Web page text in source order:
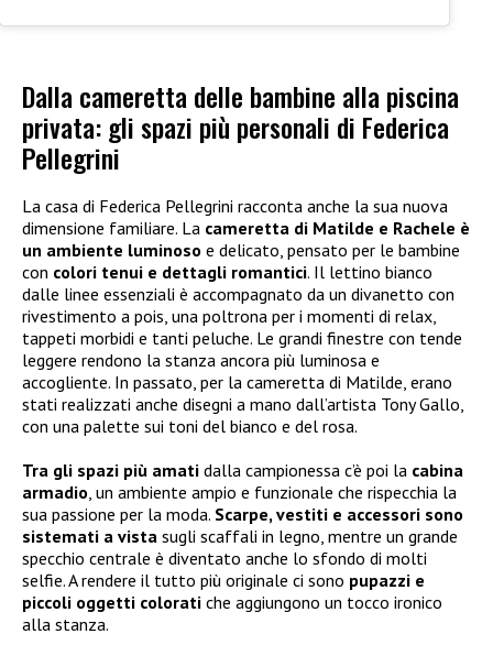
Dalla cameretta delle bambine alla piscina
privata: gli spazi più personali di Federica
Pellegrini
La casa di Federica Pellegrini racconta anche la sua nuova
dimensione familiare. La cameretta di Matilde e Rachele è
un ambiente luminoso e delicato, pensato per le bambine
con colori tenui e dettagli romantici. Il lettino bianco
dalle linee essenziali è accompagnato da un divanetto con
rivestimento a pois, una poltrona per i momenti di relax,
tappeti morbidi e tanti peluche. Le grandi finestre con tende
leggere rendono la stanza ancora più luminosa e
accogliente. In passato, per la cameretta di Matilde, erano
stati realizzati anche disegni a mano dall’artista Tony Gallo,
con una palette sui toni del bianco e del rosa.
Tra gli spazi più amati dalla campionessa c’è poi la cabina
armadio, un ambiente ampio e funzionale che rispecchia la
sua passione per la moda. Scarpe, vestiti e accessori sono
sistemati a vista sugli scaffali in legno, mentre un grande
specchio centrale è diventato anche lo sfondo di molti
selfie. A rendere il tutto più originale ci sono pupazzi e
piccoli oggetti colorati che aggiungono un tocco ironico
alla stanza.